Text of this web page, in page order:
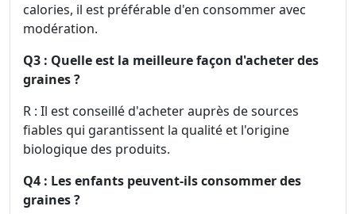
calories, il est préférable d'en consommer avec
modération.
Q3 : Quelle est la meilleure façon d'acheter des
graines ?
R : Il est conseillé d'acheter auprès de sources
fiables qui garantissent la qualité et l'origine
biologique des produits.
Q4 : Les enfants peuvent-ils consommer des
graines ?